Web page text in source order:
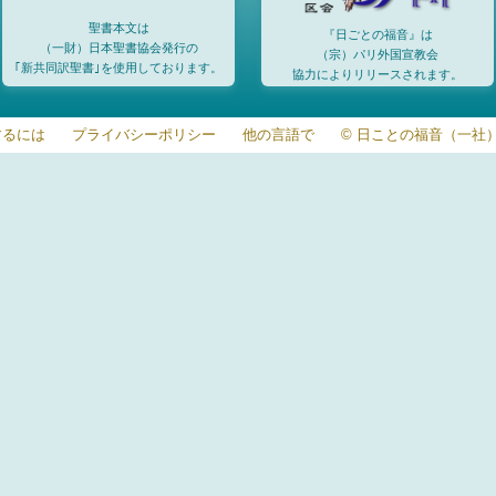
聖書本文は
（一財）日本聖書協会発行の
｢新共同訳聖書｣を使用しております。
『日ごとの福音』は
（宗）パリ外国宣教会
協力によりリリースされます。
には プライバシーポリシー 他の言語で © 日ことの福音（一社